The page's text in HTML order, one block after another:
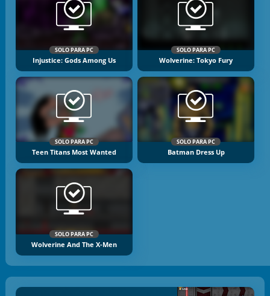
SOLO PARA PC
Injustice: Gods Among Us
SOLO PARA PC
Wolverine: Tokyo Fury
SOLO PARA PC
Teen Titans Most Wanted
SOLO PARA PC
Batman Dress Up
SOLO PARA PC
Wolverine And The X-Men